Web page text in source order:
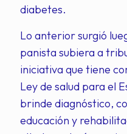
diabetes.
Lo anterior surgió
panista subiera a
iniciativa que tiene
Ley de salud para el
brinde diagnóstico,
educación y